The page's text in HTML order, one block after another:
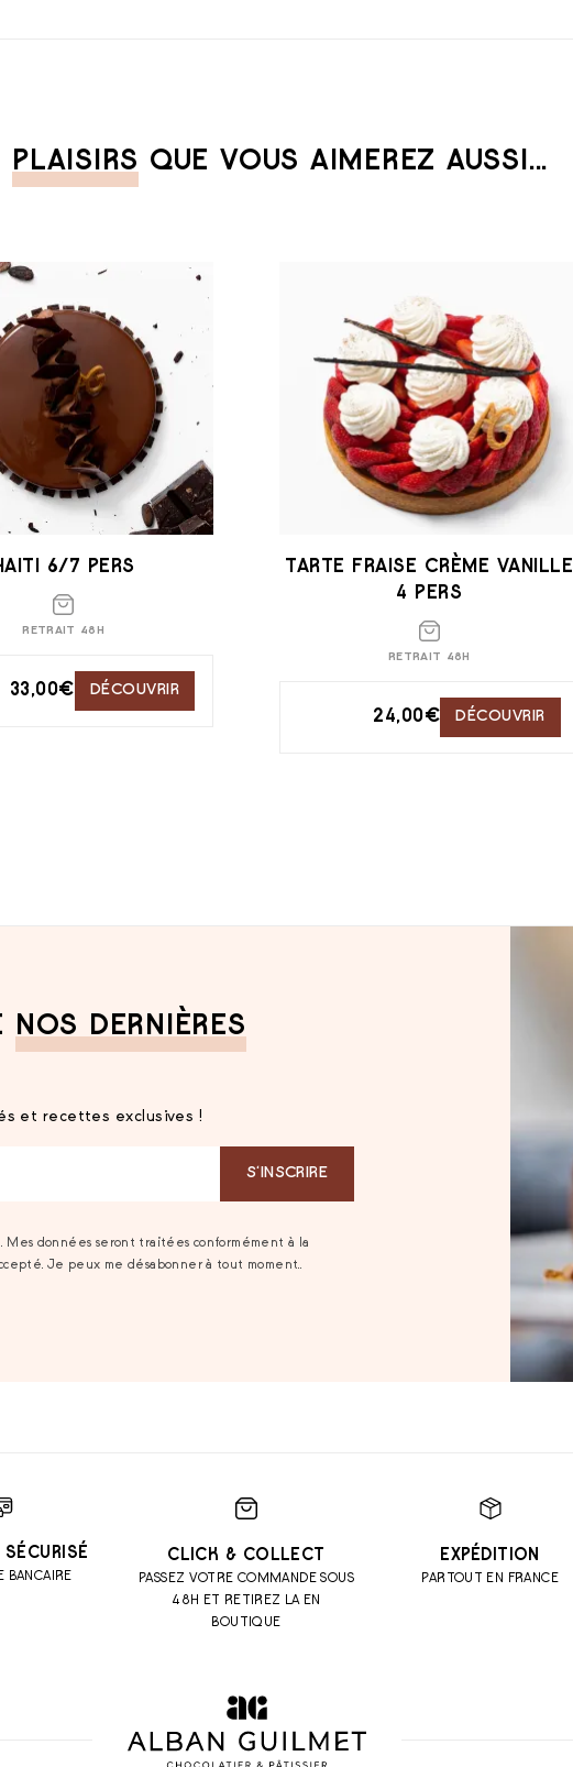
PLAISIRS QUE VOUS AIMEREZ AUSSI...
6/7 PERS
RETRAIT 48H
33,00€ DÉCOUVRIR
TARTE FRAISE CRÈME VANILLE
4 PERS
RETRAIT 48H
24,00€ DÉCOUVRIR
NOS DERNIÈRES
et recettes exclusives !
S‘INSCRIRE
données seront traitées conformément à la
Je peux me désabonner à tout moment..
BANCAIRE
CLICK & COLLECT
PASSEZ VOTRE COMMANDE SOUS
48H ET RETIREZ LA EN
BOUTIQUE
EXPÉDITION
PARTOUT EN FRANCE